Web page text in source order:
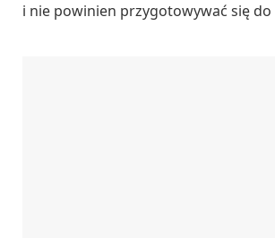
i nie powinien przygotowywać się